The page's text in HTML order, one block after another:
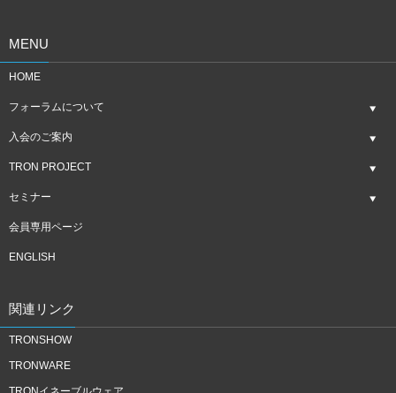
MENU
HOME
フォーラムについて
入会のご案内
TRON PROJECT
セミナー
会員専用ページ
ENGLISH
関連リンク
TRONSHOW
TRONWARE